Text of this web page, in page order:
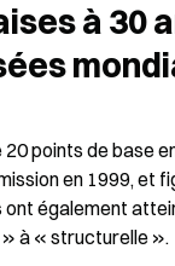
à 30
points de base
en 1999, et
également
à « structurelle ».